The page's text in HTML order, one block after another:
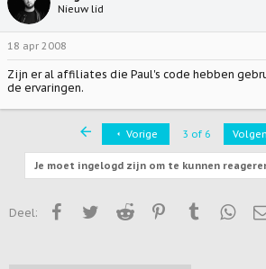
Nieuw lid
18 apr 2008
Zijn er al affiliates die Paul's code hebben
de ervaringen.
Vorige 3 of 6
Je moet ingelogd zijn om te kunnen
Deel: FacebookTwitterReddit PinterestTumblr